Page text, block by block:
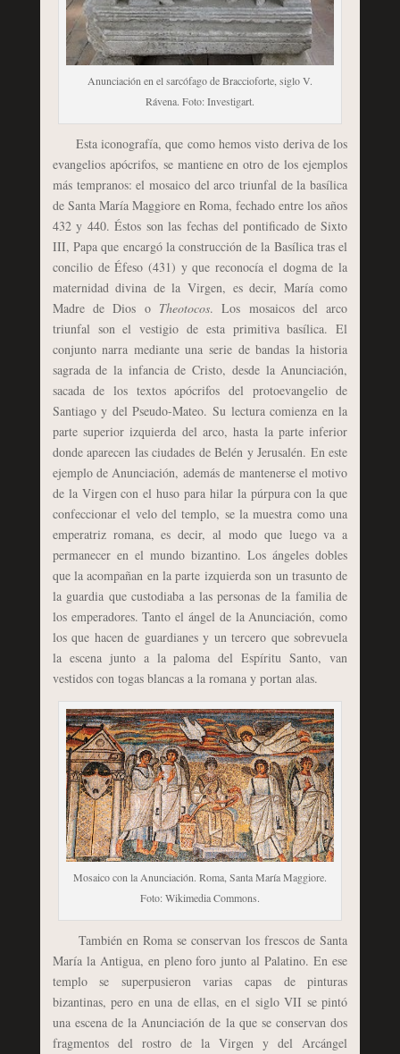
Anunciación en el sarcófago de Braccioforte, siglo V.
Rávena. Foto: Investigart.
Esta iconografía, que como hemos visto deriva de los
evangelios apócrifos, se mantiene en otro de los ejemplos
más tempranos: el mosaico del arco triunfal de la basílica
de Santa María Maggiore en Roma, fechado entre los años
432 y 440. Éstos son las fechas del pontificado de Sixto
III, Papa que encargó la construcción de la Basílica tras el
concilio de Éfeso (431) y que reconocía el dogma de la
maternidad divina de la Virgen, es decir, María como
Madre de Dios o Theotocos. Los mosaicos del arco
triunfal son el vestigio de esta primitiva basílica. El
conjunto narra mediante una serie de bandas la historia
sagrada de la infancia de Cristo, desde la Anunciación,
sacada de los textos apócrifos del protoevangelio de
Santiago y del Pseudo-Mateo. Su lectura comienza en la
parte superior izquierda del arco, hasta la parte inferior
donde aparecen las ciudades de Belén y Jerusalén. En este
ejemplo de Anunciación, además de mantenerse el motivo
de la Virgen con el huso para hilar la púrpura con la que
confeccionar el velo del templo, se la muestra como una
emperatriz romana, es decir, al modo que luego va a
permanecer en el mundo bizantino. Los ángeles dobles
que la acompañan en la parte izquierda son un trasunto de
la guardia que custodiaba a las personas de la familia de
los emperadores. Tanto el ángel de la Anunciación, como
los que hacen de guardianes y un tercero que sobrevuela
la escena junto a la paloma del Espíritu Santo, van
vestidos con togas blancas a la romana y portan alas.
Mosaico con la Anunciación. Roma, Santa María Maggiore.
Foto: Wikimedia Commons.
También en Roma se conservan los frescos de Santa
María la Antigua, en pleno foro junto al Palatino. En ese
templo se superpusieron varias capas de pinturas
bizantinas, pero en una de ellas, en el siglo VII se pintó
una escena de la Anunciación de la que se conservan dos
fragmentos del rostro de la Virgen y del Arcángel